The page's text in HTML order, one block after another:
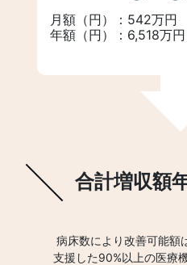
月額（円）：542万円
年額（円）：6,518万円
合計増収額
病床数により改善可能額
支援した90%以上の医療